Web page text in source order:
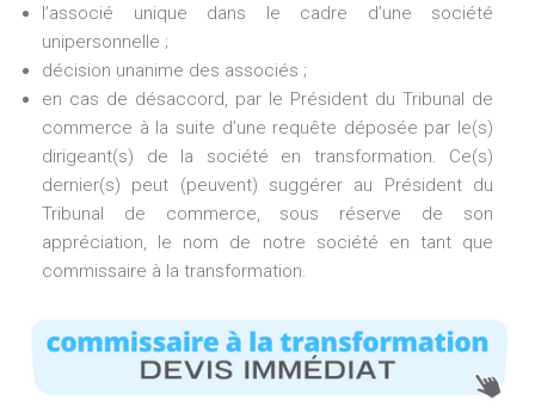
l’associé unique dans le cadre d’une société
unipersonnelle ;
décision unanime des associés ;
en cas de désaccord, par le Président du Tribunal de
commerce à la suite d’une requête déposée par le(s)
dirigeant(s) de la société en transformation. Ce(s)
dernier(s) peut (peuvent) suggérer au Président du
Tribunal de commerce, sous réserve de son
appréciation, le nom de notre société en tant que
commissaire à la transformation.